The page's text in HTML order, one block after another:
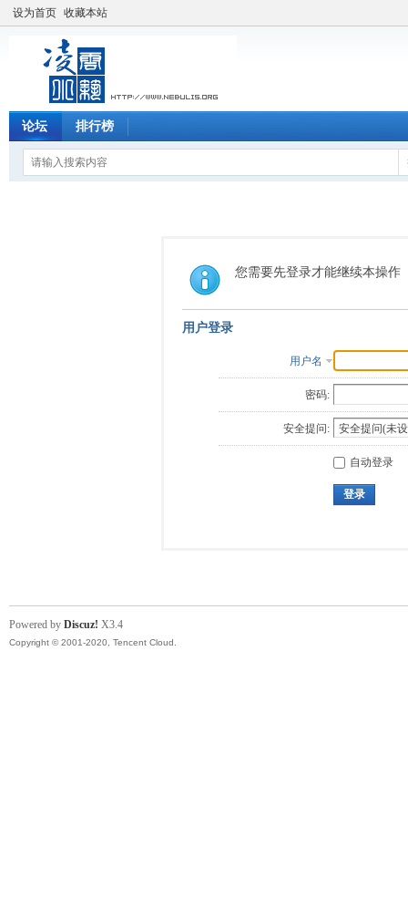
设为首页 收藏本站
论坛 排行榜
您需要先登录才能继续本操作
用户登录
用户名
密码:
安全提问:
自动登录
登录
Powered by Discuz! X3.4
Copyright © 2001-2020, Tencent Cloud.